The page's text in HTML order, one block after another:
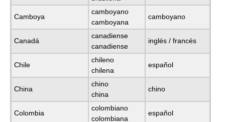
Camboya
camboyano
camboyana
camboyano
Canadá
canadiense
canadiense
inglés / francés
Chile
chileno
chilena
español
China
chino
china
chino
Colombia
colombiano
colombiana
español